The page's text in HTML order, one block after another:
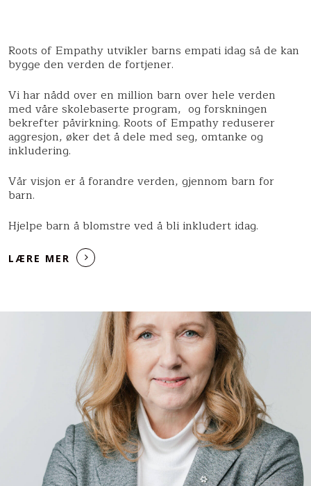
Roots of Empathy utvikler barns empati idag så de kan
bygge den verden de fortjener.
Vi har nådd over en million barn over hele verden
med våre skolebaserte program, og forskningen
bekrefter påvirkning. Roots of Empathy reduserer
aggresjon, øker det å dele med seg, omtanke og
inkludering.
Vår visjon er å forandre verden, gjennom barn for
barn.
Hjelpe barn å blomstre ved å bli inkludert idag.
LÆRE MER